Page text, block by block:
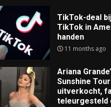
TikTok-deal
TikTok in
handen
11 months ago
Ariana
Sunshine
uitverkocht,
teleurgesteld